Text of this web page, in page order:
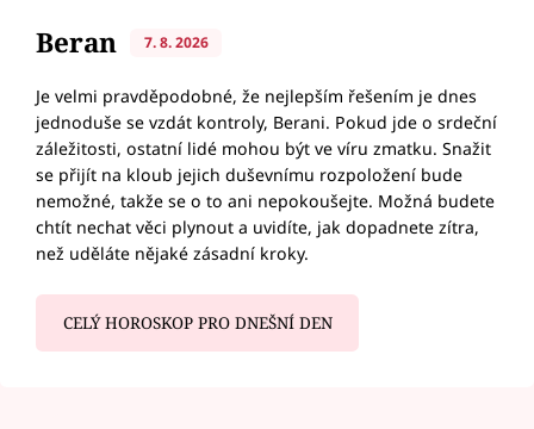
Beran 7. 8. 2026
Je velmi pravděpodobné, že nejlepším řešením je dnes
jednoduše se vzdát kontroly, Berani. Pokud jde o srdeční
záležitosti, ostatní lidé mohou být ve víru zmatku. Snažit
se přijít na kloub jejich duševnímu rozpoložení bude
nemožné, takže se o to ani nepokoušejte. Možná budete
chtít nechat věci plynout a uvidíte, jak dopadnete zítra,
než uděláte nějaké zásadní kroky.
CELÝ HOROSKOP PRO DNEŠNÍ DEN